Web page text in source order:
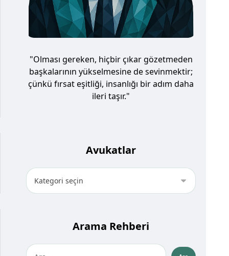
"Olması gereken, hiçbir çıkar gözetmeden
başkalarının yükselmesine de sevinmektir;
çünkü fırsat eşitliği, insanlığı bir adım daha
ileri taşır."
Avukatlar
Arama Rehberi